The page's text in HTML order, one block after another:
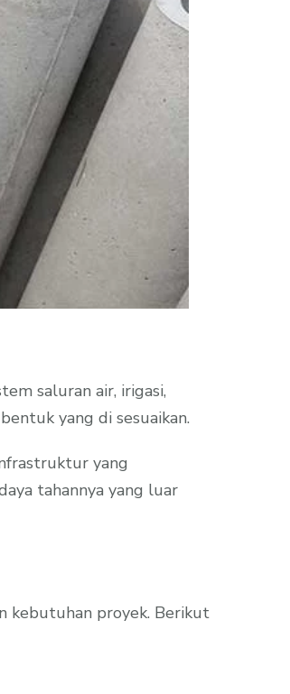
saluran air, irigasi,
yang di sesuaikan.
yang
tahannya yang luar
kebutuhan proyek. Berikut